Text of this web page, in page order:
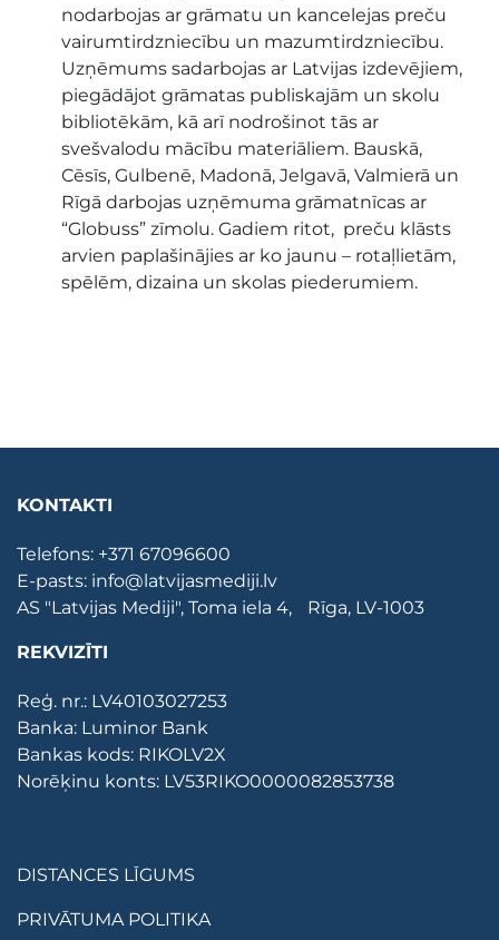
nodarbojas ar grāmatu un kancelejas preču
vairumtirdzniecību un mazumtirdzniecību.
Uzņēmums sadarbojas ar Latvijas izdevējiem,
piegādājot grāmatas publiskajām un skolu
bibliotēkām, kā arī nodrošinot tās ar
svešvalodu mācību materiāliem. Bauskā,
Cēsīs, Gulbenē, Madonā, Jelgavā, Valmierā un
Rīgā darbojas uzņēmuma grāmatnīcas ar
“Globuss” zīmolu. Gadiem ritot, preču klāsts
arvien paplašinājies ar ko jaunu – rotaļlietām,
spēlēm, dizaina un skolas piederumiem.
KONTAKTI
Telefons: +371 67096600
E-pasts: info@latvijasmediji.lv
AS "Latvijas Mediji", Toma iela 4, Rīga, LV-1003
REKVIZĪTI
Reģ. nr.: LV40103027253
Banka: Luminor Bank
Bankas kods: RIKOLV2X
Norēķinu konts: LV53RIKO0000082853738
DISTANCES LĪGUMS
PRIVĀTUMA POLITIKA